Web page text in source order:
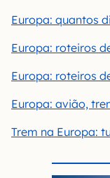
Europa: quantos
Europa: roteiros
Europa: roteiros
Europa: avião,
Trem na Europa: